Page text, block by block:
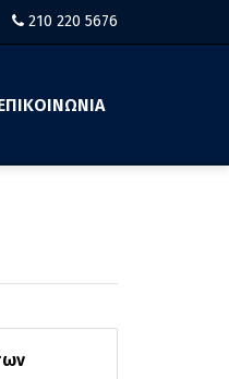
210 220 5676